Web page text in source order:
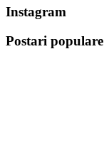
Instagram
Postari populare